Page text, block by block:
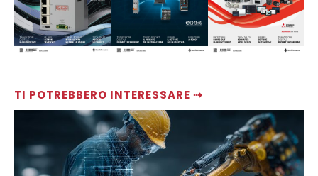
TI POTREBBERO INTERESSARE ⇢